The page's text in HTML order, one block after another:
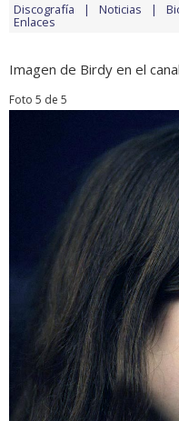
Discografía Noticias
Enlaces
Imagen de Birdy en el
Foto 5 de 5